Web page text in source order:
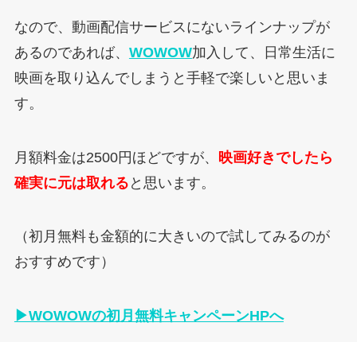
なので、動画配信サービスにないラインナップが
あるのであれば、 WOWOW加入して、日常生活に
映画を取り込んでしまうと手軽で楽しいと思いま
す。
月額料金は2500円ほどですが、
映画好きでしたら
確実に元は取れる と思います。
（初月無料も金額的に大きいので試してみるのが
おすすめです）
▶WOWOWの初月無料キャンペーンHPへ